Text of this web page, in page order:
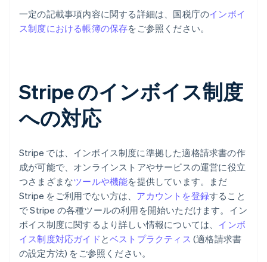
一定の記載事項内容に関する詳細は、国税庁のインボイ
ス制度における帳簿の保存をご参照ください。
Stripe のインボイス制度
への対応
Stripe では、インボイス制度に準拠した適格請求書の作
成が可能で、オンラインストアやサービスの運営に役立
つさまざまなツールや機能を提供しています。まだ
Stripe をご利用でない方は、 アカウントを登録すること
で Stripe の各種ツールの利用を開始いただけます。イン
ボイス制度に関するより詳しい情報については、 インボ
イス制度対応ガイド とベストプラクティス (適格請求書
の設定方法) をご参照ください。
アイルランド
English
アメリカ